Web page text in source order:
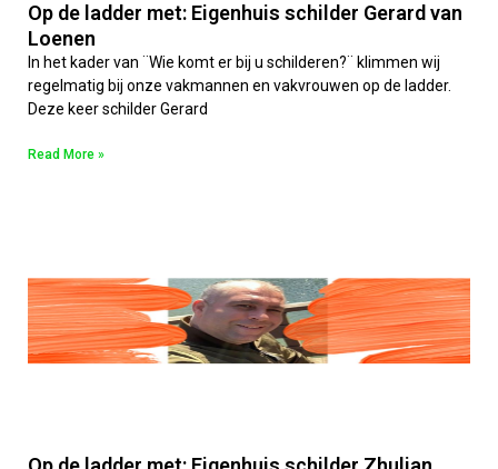
Op de ladder met: Eigenhuis schilder Gerard van
Loenen
In het kader van ¨Wie komt er bij u schilderen?¨ klimmen wij
regelmatig bij onze vakmannen en vakvrouwen op de ladder.
Deze keer schilder Gerard
Read More »